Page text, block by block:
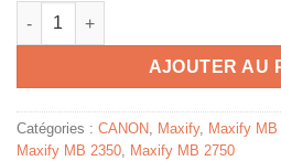
quantité de CANON Cartouche
AJOUTER AU
Catégories : CANON, Maxify, Maxify MB
Maxify MB 2350, Maxify MB 2750